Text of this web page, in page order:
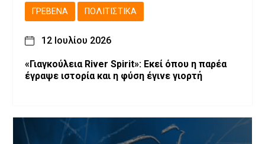
ΓΡΕΒΕΝΆ ΠΟΛΙΤΙΣΤΙΚΆ
12 Ιουλίου 2026
«Γιαγκούλεια River Spirit»: Εκεί όπου η παρέα
έγραψε ιστορία και η φύση έγινε γιορτή